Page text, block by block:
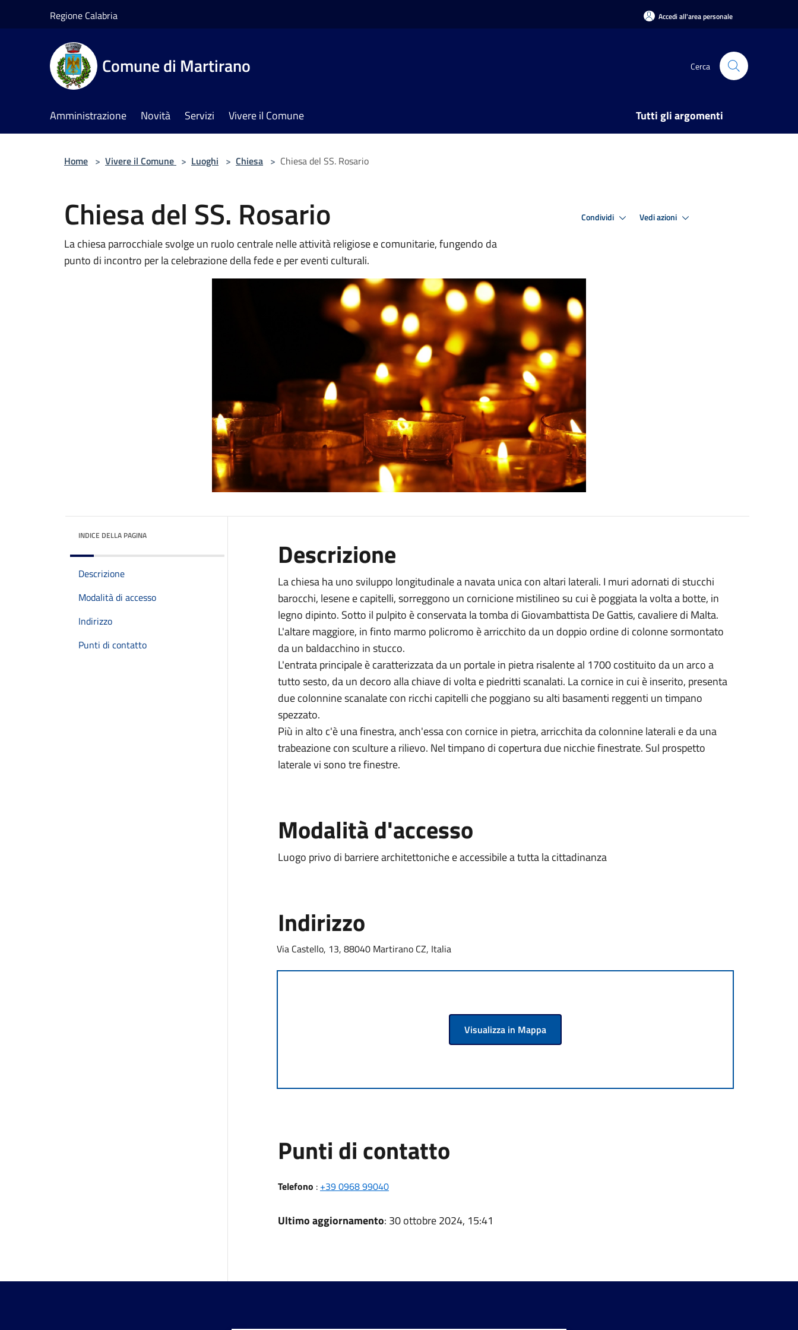
Regione Calabria Accedi all'area personale
Comune di Martirano Cerca
Amministrazione Novità Servizi Vivere il Comune Tutti gli argomenti
Home > Vivere il Comune > Luoghi > Chiesa > Chiesa del SS. Rosario
Chiesa del SS. Rosario
La chiesa parrocchiale svolge un ruolo centrale nelle attività religiose e comunitarie, fungendo da
punto di incontro per la celebrazione della fede e per eventi culturali.
Condividi Vedi azioni
INDICE DELLA PAGINA
Descrizione
Modalità di accesso
Indirizzo
Punti di contatto
Descrizione
La chiesa ha uno sviluppo longitudinale a navata unica con altari laterali. I muri adornati di stucchi
barocchi, lesene e capitelli, sorreggono un cornicione mistilineo su cui è poggiata la volta a botte, in
legno dipinto. Sotto il pulpito è conservata la tomba di Giovambattista De Gattis, cavaliere di Malta.
L'altare maggiore, in finto marmo policromo è arricchito da un doppio ordine di colonne sormontato
da un baldacchino in stucco.
L'entrata principale è caratterizzata da un portale in pietra risalente al 1700 costituito da un arco a
tutto sesto, da un decoro alla chiave di volta e piedritti scanalati. La cornice in cui è inserito, presenta
due colonnine scanalate con ricchi capitelli che poggiano su alti basamenti reggenti un timpano
spezzato.
Più in alto c'è una finestra, anch'essa con cornice in pietra, arricchita da colonnine laterali e da una
trabeazione con sculture a rilievo. Nel timpano di copertura due nicchie finestrate. Sul prospetto
laterale vi sono tre finestre.
Modalità d'accesso
Luogo privo di barriere architettoniche e accessibile a tutta la cittadinanza
Indirizzo
Via Castello, 13, 88040 Martirano CZ, Italia
Visualizza in Mappa
Punti di contatto
Telefono : +39 0968 99040
Ultimo aggiornamento: 30 ottobre 2024, 15:41